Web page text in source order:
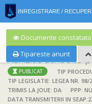
INREGISTRARE /
Documente
Tipareste anunt
PUBLICAT
TIP
TIP LEGISLATIE: LEGEA NR. 98/
TRIMIS LA JOUE: DA
PPP: NU
DATA TRANSMITERII IN